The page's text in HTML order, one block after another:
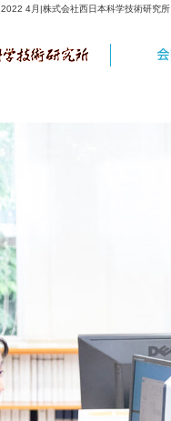
2022 4月|株式会社西日本科学技術研究所